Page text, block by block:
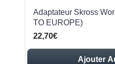
Adaptateur Skross
TO EUROPE)
22,70€
Ajouter